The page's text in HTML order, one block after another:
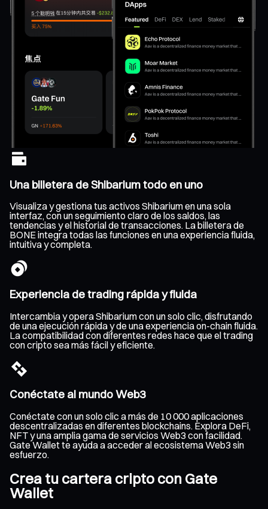
Una billetera de Shibarium todo en uno
Visualiza y gestiona tus activos Shibarium en una sola
interfaz, con un seguimiento claro de los saldos, las
tendencias y el historial de transacciones. La billetera de
BONE integra todas las funciones en una experiencia fluida,
intuitiva y completa.
Experiencia de trading rápida y fluida
Intercambia y opera Shibarium con un solo clic, disfrutando
de una ejecución rápida y de una experiencia on-chain fluida.
La compatibilidad con diferentes redes hace que el trading
con cripto sea más fácil y eficiente.
Conéctate al mundo Web3
Conéctate con un solo clic a más de 10 000 aplicaciones
descentralizadas en diferentes blockchains. Explora DeFi,
NFT y una amplia gama de servicios Web3 con facilidad.
Gate Wallet te ayuda a acceder al ecosistema Web3 sin
esfuerzo.
Crea tu cartera cripto con Gate
Wallet